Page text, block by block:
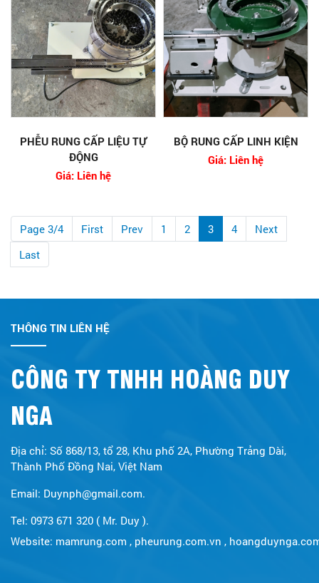
PHỄU RUNG CẤP LIỆU TỰ
ĐỘNG
Giá: Liên hệ
BỘ RUNG CẤP LINH KIỆN
Giá: Liên hệ
Page 3/4 First Prev 1 2 3 4
Next
Last
THÔNG TIN LIÊN HỆ
CÔNG TY TNHH HOÀNG DUY
NGA
Địa chỉ: Số 868/13, tổ 28, Khu phố 2A, Phường Trảng Dài,
Thành Phố Đồng Nai, Việt Nam
Email: Duynph@gmail.com.
Tel: 0973 671 320 ( Mr. Duy ).
Website: mamrung.com , pheurung.com.vn ,